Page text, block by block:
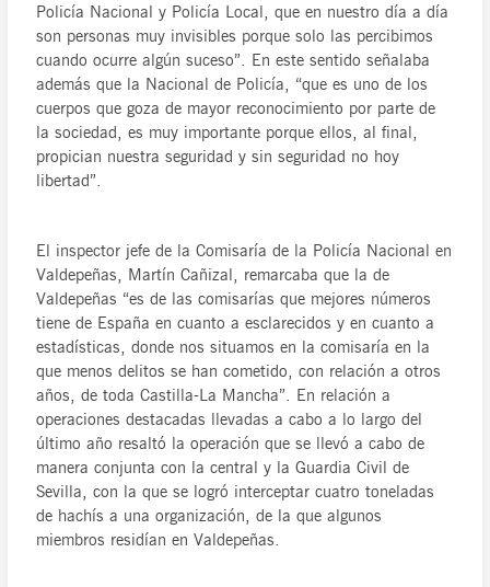
Policía Nacional y Policía Local, que en nuestro día a día
son personas muy invisibles porque solo las percibimos
cuando ocurre algún suceso”. En este sentido señalaba
además que la Nacional de Policía, “que es uno de los
cuerpos que goza de mayor reconocimiento por parte de
la sociedad, es muy importante porque ellos, al final,
propician nuestra seguridad y sin seguridad no hoy
libertad”.
El inspector jefe de la Comisaría de la Policía Nacional en
Valdepeñas, Martín Cañizal, remarcaba que la de
Valdepeñas “es de las comisarías que mejores números
tiene de España en cuanto a esclarecidos y en cuanto a
estadísticas, donde nos situamos en la comisaría en la
que menos delitos se han cometido, con relación a otros
años, de toda Castilla-La Mancha”. En relación a
operaciones destacadas llevadas a cabo a lo largo del
último año resaltó la operación que se llevó a cabo de
manera conjunta con la central y la Guardia Civil de
Sevilla, con la que se logró interceptar cuatro toneladas
de hachís a una organización, de la que algunos
miembros residían en Valdepeñas.